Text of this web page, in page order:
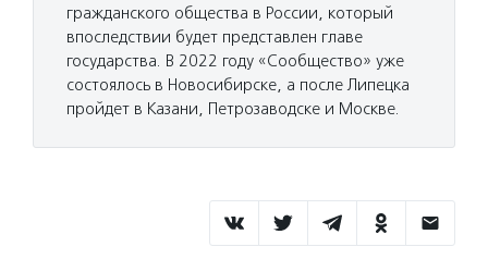
гражданского общества в России, который
впоследствии будет представлен главе
государства. В 2022 году «Сообщество» уже
состоялось в Новосибирске, а после Липецка
пройдет в Казани, Петрозаводске и Москве.